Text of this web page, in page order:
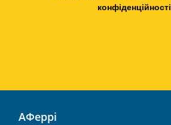
конфіденційності
АФеррі